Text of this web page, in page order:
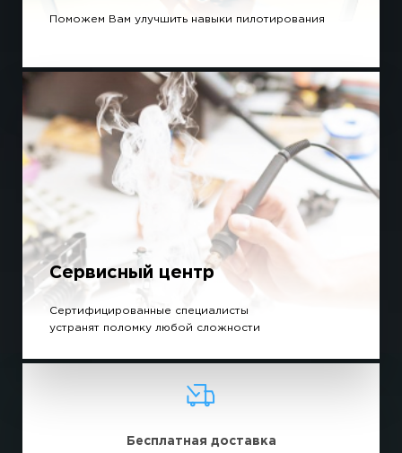
Поможем Вам улучшить навыки пилотирования
Сервисный центр
Сертифицированные специалисты
устранят поломку любой сложности
Бесплатная доставка